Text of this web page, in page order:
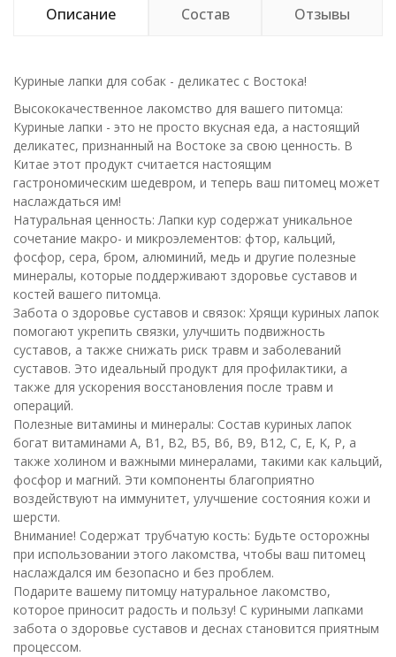
Описание Состав Отзывы
Куриные лапки для собак - деликатес с Востока!
Высококачественное лакомство для вашего питомца:
Куриные лапки - это не просто вкусная еда, а настоящий
деликатес, признанный на Востоке за свою ценность. В
Китае этот продукт считается настоящим
гастрономическим шедевром, и теперь ваш питомец может
наслаждаться им!
Натуральная ценность: Лапки кур содержат уникальное
сочетание макро- и микроэлементов: фтор, кальций,
фосфор, сера, бром, алюминий, медь и другие полезные
минералы, которые поддерживают здоровье суставов и
костей вашего питомца.
Забота о здоровье суставов и связок: Хрящи куриных лапок
помогают укрепить связки, улучшить подвижность
суставов, а также снижать риск травм и заболеваний
суставов. Это идеальный продукт для профилактики, а
также для ускорения восстановления после травм и
операций.
Полезные витамины и минералы: Состав куриных лапок
богат витаминами A, B1, B2, B5, B6, B9, B12, C, E, K, P, а
также холином и важными минералами, такими как кальций,
фосфор и магний. Эти компоненты благоприятно
воздействуют на иммунитет, улучшение состояния кожи и
шерсти.
Внимание! Содержат трубчатую кость: Будьте осторожны
при использовании этого лакомства, чтобы ваш питомец
наслаждался им безопасно и без проблем.
Подарите вашему питомцу натуральное лакомство,
которое приносит радость и пользу! С куриными лапками
забота о здоровье суставов и деснах становится приятным
процессом.